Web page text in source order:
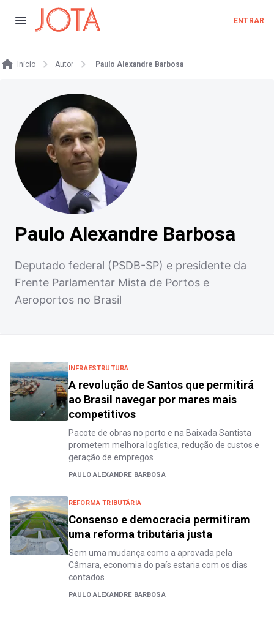
ENTRAR
Início Autor Paulo Alexandre Barbosa
Paulo Alexandre Barbosa
Deputado federal (PSDB-SP) e presidente da
Frente Parlamentar Mista de Portos e
Aeroportos no Brasil
INFRAESTRUTURA
A revolução de Santos que permitirá
ao Brasil navegar por mares mais
competitivos
Pacote de obras no porto e na Baixada Santista
prometem melhora logística, redução de custos e
geração de empregos
PAULO ALEXANDRE BARBOSA
REFORMA TRIBUTÁRIA
Consenso e democracia permitiram
uma reforma tributária justa
Sem uma mudança como a aprovada pela
Câmara, economia do país estaria com os dias
contados
PAULO ALEXANDRE BARBOSA